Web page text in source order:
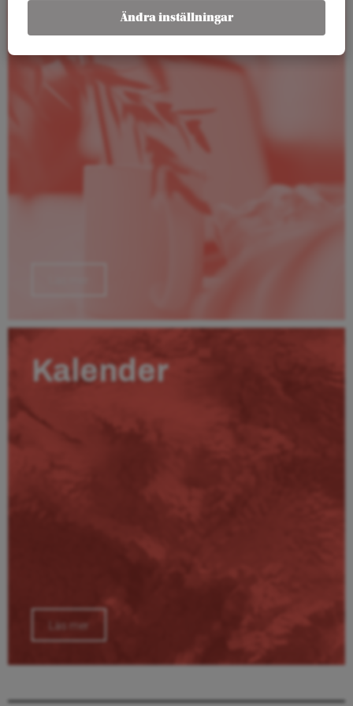
Rapporter
Kalender
Läs mer
Ändra inställningar